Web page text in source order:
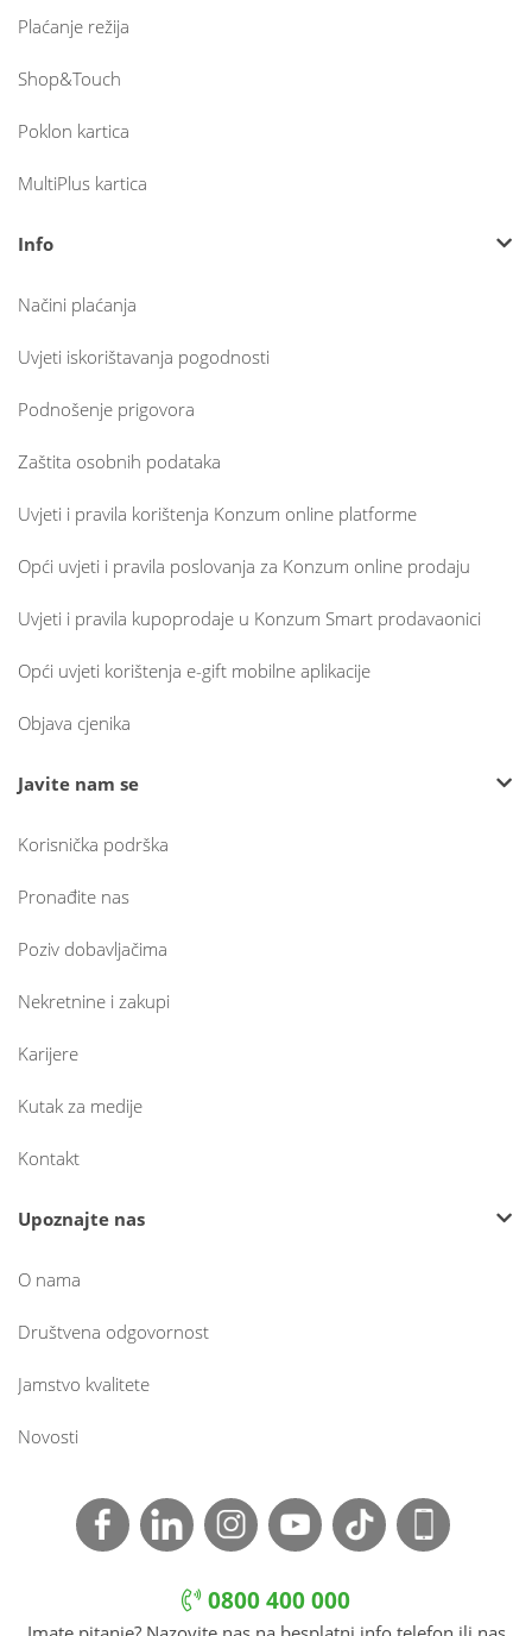
Plaćanje režija
Shop&Touch
Poklon kartica
MultiPlus kartica
Info
Načini plaćanja
Uvjeti iskorištavanja pogodnosti
Podnošenje prigovora
Zaštita osobnih podataka
Uvjeti i pravila korištenja Konzum online platforme
Opći uvjeti i pravila poslovanja za Konzum online prodaju
Uvjeti i pravila kupoprodaje u Konzum Smart prodavaonici
Opći uvjeti korištenja e-gift mobilne aplikacije
Objava cjenika
Javite nam se
Korisnička podrška
Pronađite nas
Poziv dobavljačima
Nekretnine i zakupi
Karijere
Kutak za medije
Kontakt
Upoznajte nas
O nama
Društvena odgovornost
Jamstvo kvalitete
Novosti
0800 400 000